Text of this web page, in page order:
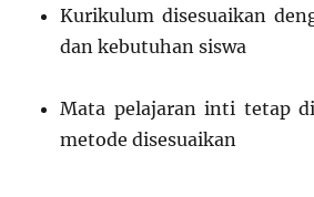
Kurikulum disesuaikan
dan kebutuhan siswa
Mata pelajaran inti tetap
metode disesuaikan